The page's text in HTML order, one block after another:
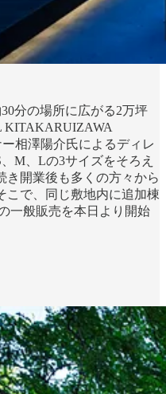
分の場所に広がる2万坪
KITAKARUIZAWA
相澤陽介氏によるディレ
M、Lの3サイズをそろえ
き開業後も多くの方々から
こで、同じ敷地内に追加棟
一般販売を本日より開始